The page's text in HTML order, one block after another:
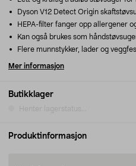
Butikklager
Henter lagerstatus...
Dyson V12 Detect Origin
HEPA-filter fanger opp allergener
Kan også brukes som
Flere munnstykker, lader og
Mer informasjon
Produktinformasjon